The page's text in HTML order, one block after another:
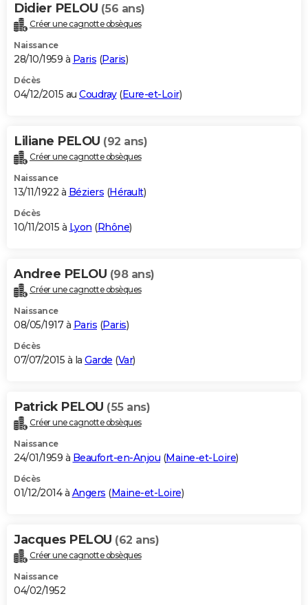
Didier PELOU (56 ans)
Créer une cagnotte obsèques
Naissance
28/10/1959 à Paris (Paris)
Décès
04/12/2015 au Coudray(Eure-et-Loir)
Liliane PELOU (92 ans)
Créer une cagnotte obsèques
Naissance
13/11/1922 à Béziers (Hérault)
Décès
10/11/2015 à Lyon (Rhône)
Andree PELOU (98 ans)
Créer une cagnotte obsèques
Naissance
08/05/1917 à Paris (Paris)
Décès
07/07/2015 à la Garde (Var)
Patrick PELOU (55 ans)
Créer une cagnotte obsèques
Naissance
24/01/1959 à Beaufort-en-Anjou (Maine-et-Loire)
Décès
01/12/2014 à Angers (Maine-et-Loire)
Jacques PELOU (62 ans)
Créer une cagnotte obsèques
Naissance
04/02/1952